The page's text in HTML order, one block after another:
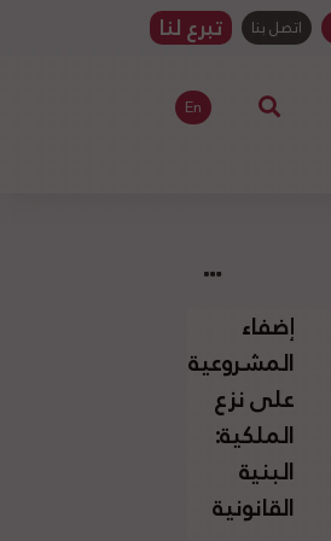
اتصل بنا تبرع لنا
En
إضفاء
المشروعية
على نزع
الملكية:
البنية
القانونية